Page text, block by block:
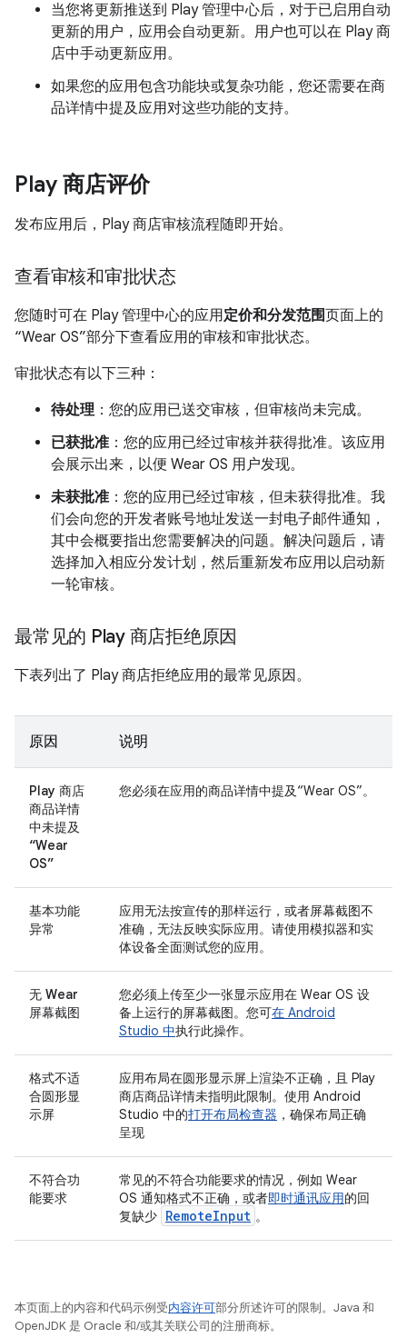
当您将更新推送到 Play 管理中心后，对于已启用自动
更新的用户，应用会自动更新。用户也可以在 Play 商
店中手动更新应用。
如果您的应用包含功能块或复杂功能，您还需要在商
品详情中提及应用对这些功能的支持。
Play 商店评价
发布应用后，Play 商店审核流程随即开始。
查看审核和审批状态
您随时可在 Play 管理中心的应用定价和分发范围页面上的
“Wear OS”部分下查看应用的审核和审批状态。
审批状态有以下三种：
待处理：您的应用已送交审核，但审核尚未完成。
已获批准 ：您的应用已经过审核并获得批准。该应用
会展示出来，以便 Wear OS 用户发现。
未获批准 ：您的应用已经过审核，但未获得批准。我
们会向您的开发者账号地址发送一封电子邮件通知，
其中会概要指出您需要解决的问题。解决问题后，请
选择加入相应分发计划，然后重新发布应用以启动新
一轮审核。
最常见的 Play 商店拒绝原因
下表列出了 Play 商店拒绝应用的最常见原因。
原因 说明
Play 商店
商品详情
中未提及
“Wear
OS”
您必须在应用的商品详情中提及“Wear OS”。
基本功能
异常
应用无法按宣传的那样运行，或者屏幕截图不
准确，无法反映实际应用。请使用模拟器和实
体设备全面测试您的应用。
无 Wear
屏幕截图
您必须上传至少一张显示应用在 Wear OS 设
备上运行的屏幕截图。您可在 Android
Studio 中执行此操作。
格式不适
合圆形显
示屏
应用布局在圆形显示屏上渲染不正确，且 Play
商店商品详情未指明此限制。使用 Android
Studio 中的打开布局检查器 ，确保布局正确
呈现
不符合功
能要求
常见的不符合功能要求的情况，例如 Wear
OS 通知格式不正确，或者即时通讯应用的回
复缺少 RemoteInput 。
本页面上的内容和代码示例受内容许可部分所述许可的限制。Java 和
OpenJDK 是 Oracle 和/或其关联公司的注册商标。